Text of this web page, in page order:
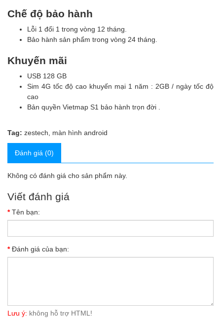
Chế độ bảo hành
Lỗi 1 đổi 1 trong vòng 12 tháng.
Bảo hành sản phẩm trong vòng 24 tháng.
Khuyến mãi
USB 128 GB
Sim 4G tốc độ cao khuyến mại 1 năm : 2GB / ngày tốc độ
cao
Bản quyền Vietmap S1 bảo hành trọn đời .
Tag: zestech màn hình android
Đánh giá (0)
Không có đánh giá cho sản phẩm này.
Viết đánh giá
Tên bạn:
Đánh giá của bạn:
Lưu ý: không hỗ trợ HTML!